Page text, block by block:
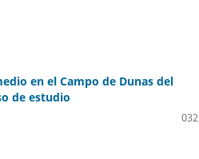
en el Campo de Dunas del
de estudio
032